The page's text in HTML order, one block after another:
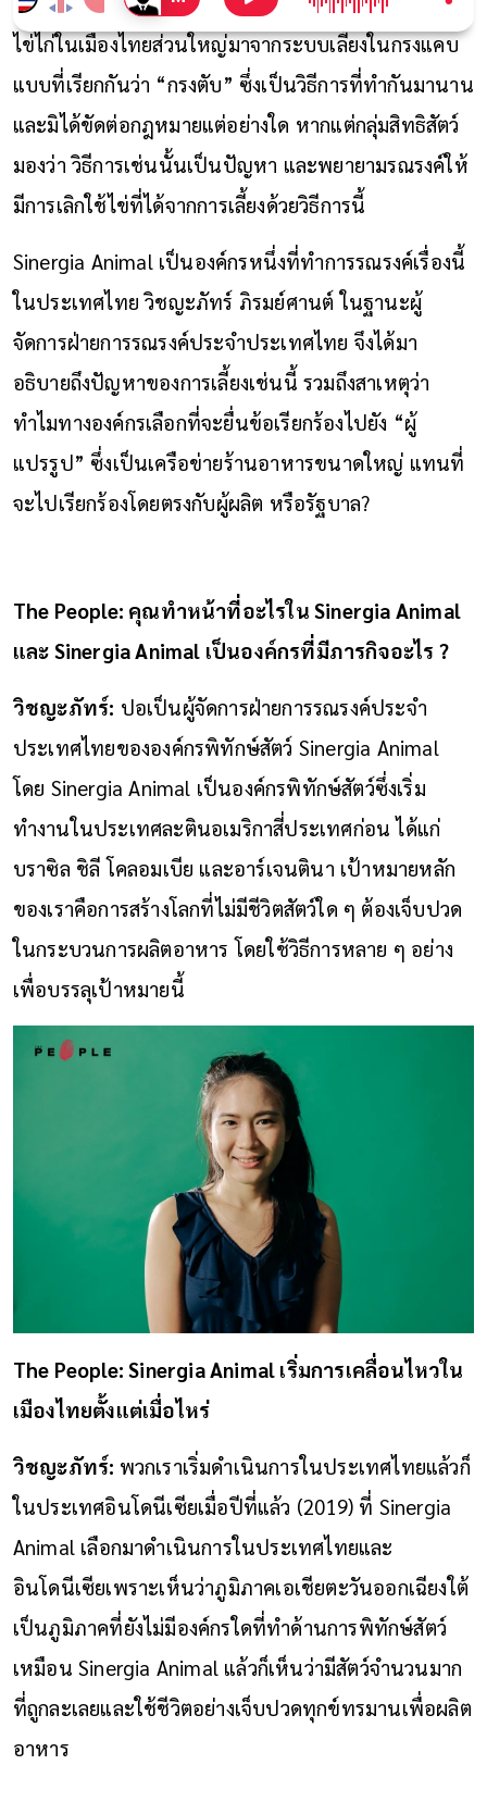
ไข่ไก่ในเมืองไทยส่วนใหญ่มาจากระบบเลี้ยงในกรงแคบ
แบบที่เรียกกันว่า “กรงตับ” ซึ่งเป็นวิธีการที่ทำกันมานาน
และมิได้ขัดต่อกฎหมายแต่อย่างใด หากแต่กลุ่มสิทธิสัตว์
มองว่า วิธีการเช่นนั้นเป็นปัญหา และพยายามรณรงค์ให้
มีการเลิกใช้ไข่ที่ได้จากการเลี้ยงด้วยวิธีการนี้
Sinergia Animal เป็นองค์กรหนึ่งที่ทำการรณรงค์เรื่องนี้
ในประเทศไทย วิชญะภัทร์ ภิรมย์ศานต์ ในฐานะผู้
จัดการฝ่ายการรณรงค์ประจำประเทศไทย จึงได้มา
อธิบายถึงปัญหาของการเลี้ยงเช่นนี้ รวมถึงสาเหตุว่า
ทำไมทางองค์กรเลือกที่จะยื่นข้อเรียกร้องไปยัง “ผู้
แปรรูป” ซึ่งเป็นเครือข่ายร้านอาหารขนาดใหญ่ แทนที่
จะไปเรียกร้องโดยตรงกับผู้ผลิต หรือรัฐบาล?
The People: คุณทำหน้าที่อะไรใน Sinergia Animal
และ Sinergia Animal เป็นองค์กรที่มีภารกิจอะไร ?
วิชญะภัทร์: ปอเป็นผู้จัดการฝ่ายการรณรงค์ประจำ
ประเทศไทยขององค์กรพิทักษ์สัตว์ Sinergia Animal
โดย Sinergia Animal เป็นองค์กรพิทักษ์สัตว์ซึ่งเริ่ม
ทำงานในประเทศละตินอเมริกาสี่ประเทศก่อน ได้แก่
บราซิล ชิลี โคลอมเบีย และอาร์เจนตินา เป้าหมายหลัก
ของเราคือการสร้างโลกที่ไม่มีชีวิตสัตว์ใด ๆ ต้องเจ็บปวด
ในกระบวนการผลิตอาหาร โดยใช้วิธีการหลาย ๆ อย่าง
เพื่อบรรลุเป้าหมายนี้
The People: Sinergia Animal เริ่มการเคลื่อนไหวใน
เมืองไทยตั้งแต่เมื่อไหร่
วิชญะภัทร์: พวกเราเริ่มดำเนินการในประเทศไทยแล้วก็
ในประเทศอินโดนีเซียเมื่อปีที่แล้ว (2019) ที่ Sinergia
Animal เลือกมาดำเนินการในประเทศไทยและ
อินโดนีเซียเพราะเห็นว่าภูมิภาคเอเชียตะวันออกเฉียงใต้
เป็นภูมิภาคที่ยังไม่มีองค์กรใดที่ทำด้านการพิทักษ์สัตว์
เหมือน Sinergia Animal แล้วก็เห็นว่ามีสัตว์จำนวนมาก
ที่ถูกละเลยและใช้ชีวิตอย่างเจ็บปวดทุกข์ทรมานเพื่อผลิต
อาหาร